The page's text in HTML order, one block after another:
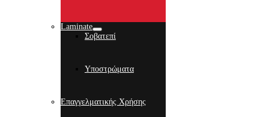
Laminate
Σοβατεπί
Υποστρώματα
Επαγγελματικής Χρήσης